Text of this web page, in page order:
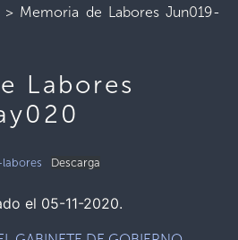
> Memoria de Labores Jun019-
Labores
Descarga
el 05-11-2020.